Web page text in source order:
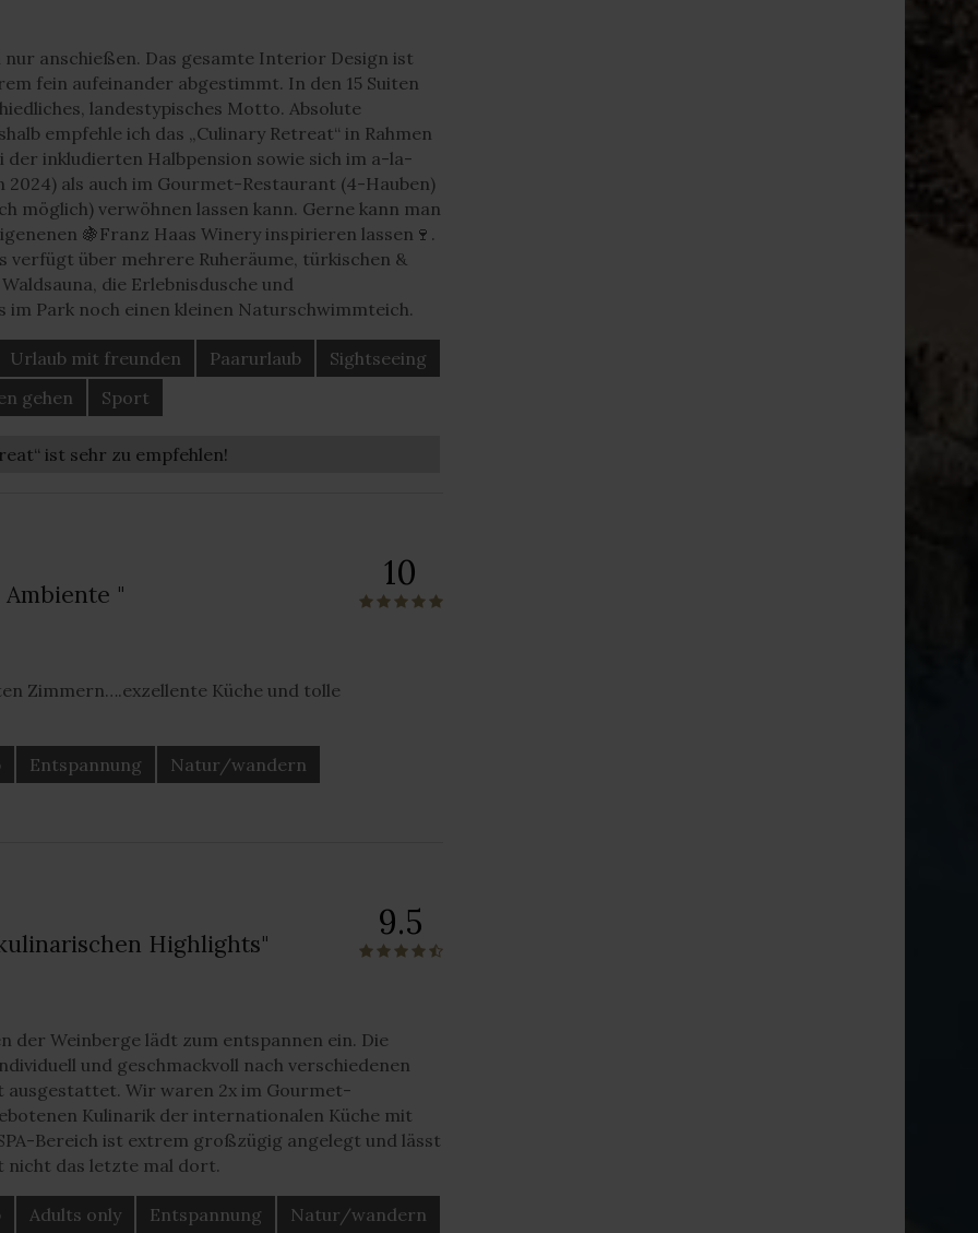
anschießen. Das gesamte Interior Design ist
fein aufeinander abgestimmt. In den 15 Suiten
landestypisches Motto. Absolute
empfehle ich das „Culinary Retreat“ in Rahmen
der inkludierten Halbpension sowie sich im a-la-
2024) als auch im Gourmet-Restaurant (4-Hauben)
möglich) verwöhnen lassen kann. Gerne kann man
🍇Franz Haas Winery inspirieren lassen🍷.
verfügt über mehrere Ruheräume, türkischen &
die Erlebnisdusche und
Park noch einen kleinen Naturschwimmteich.
Urlaub mit freunden Paarurlaub
Sightseeing
gehen Sport
ist sehr zu empfehlen!
"
10
Zimmern….exzellente Küche und tolle
Entspannung
Natur/wandern
Highlights"
9.5
der Weinberge lädt zum entspannen ein. Die
und geschmackvoll nach verschiedenen
ausgestattet. Wir waren 2x im Gourmet-
Kulinarik der internationalen Küche mit
Bereich ist extrem großzügig angelegt und lässt
nicht das letzte mal dort.
Adults only Entspannung Natur/wandern